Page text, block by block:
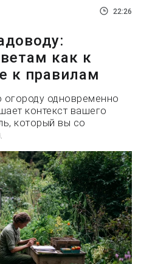
22:26
как к
к правилам
одновременно
контекст вашего
который вы со